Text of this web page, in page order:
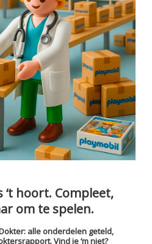
‘t hoort. Compleet,
om te spelen.
alle onderdelen geteld,
Vind je ‘m niet?